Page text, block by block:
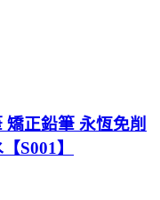
正鉛筆 永恆免削
S001】